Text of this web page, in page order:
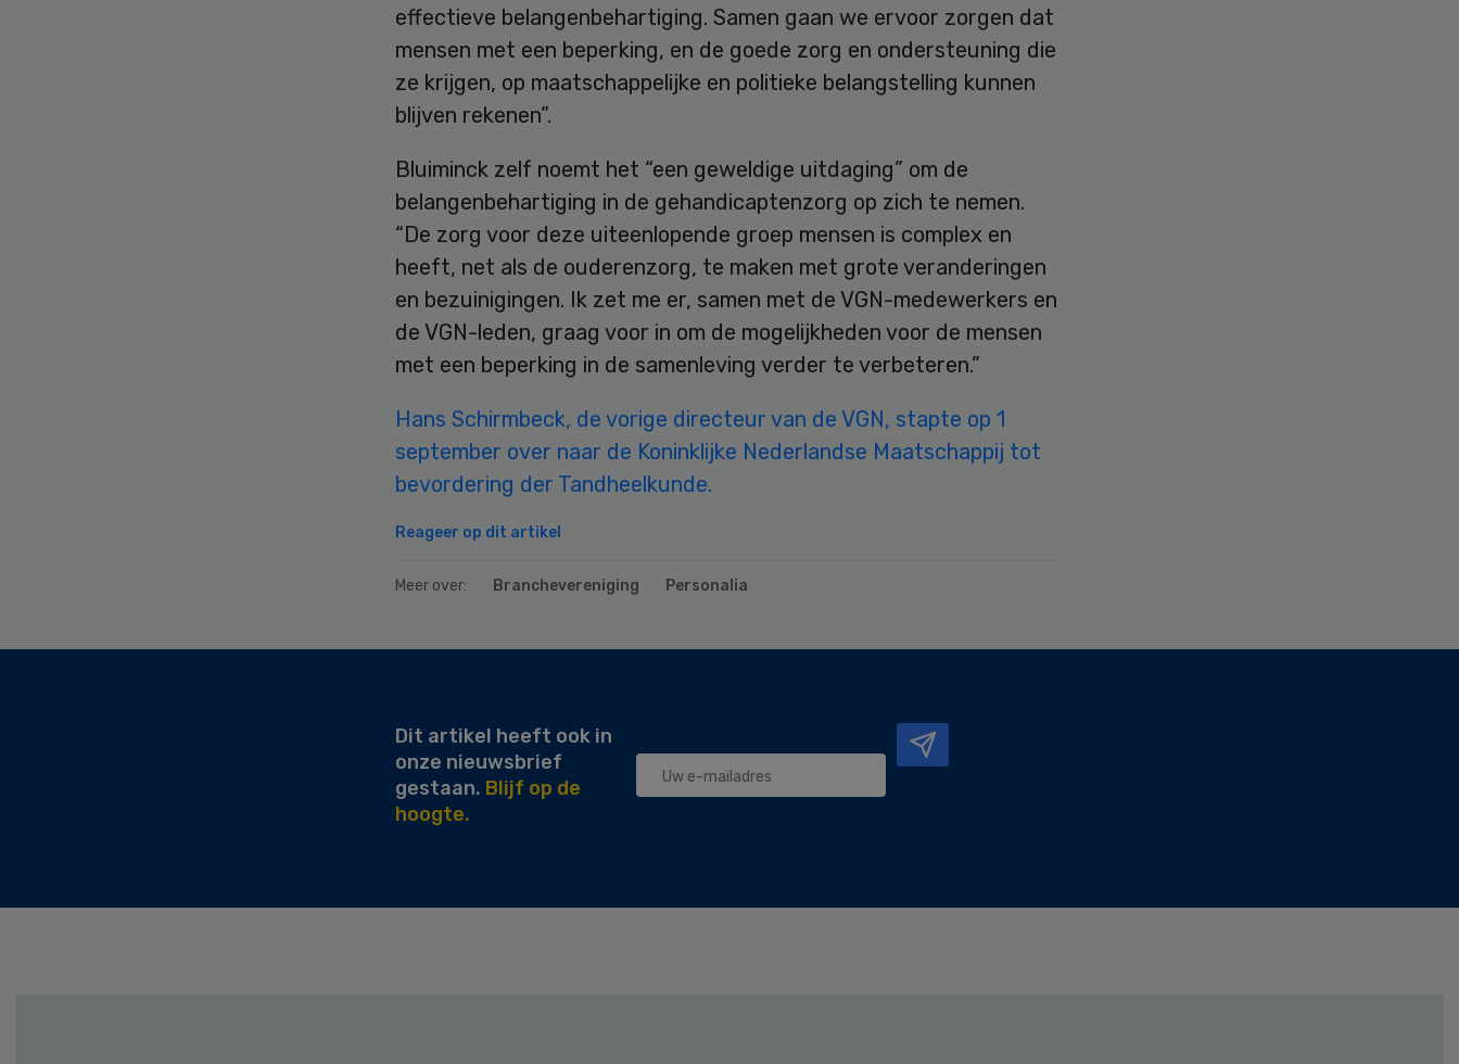
effectieve belangenbehartiging. Samen gaan we ervoor zorgen dat
mensen met een beperking, en de goede zorg en ondersteuning die
ze krijgen, op maatschappelijke en politieke belangstelling kunnen
blijven rekenen”.
Bluiminck zelf noemt het “een geweldige uitdaging” om de
belangenbehartiging in de gehandicaptenzorg op zich te nemen.
“De zorg voor deze uiteenlopende groep mensen is complex en
heeft, net als de ouderenzorg, te maken met grote veranderingen
en bezuinigingen. Ik zet me er, samen met de VGN-medewerkers en
de VGN-leden, graag voor in om de mogelijkheden voor de mensen
met een beperking in de samenleving verder te verbeteren.”
Hans Schirmbeck, de vorige directeur van de VGN, stapte op 1
september over naar de Koninklijke Nederlandse Maatschappij tot
bevordering der Tandheelkunde.
Reageer op dit artikel
Meer over: Branchevereniging Personalia
Dit artikel heeft ook in
onze nieuwsbrief
gestaan. Blijf op de
hoogte.